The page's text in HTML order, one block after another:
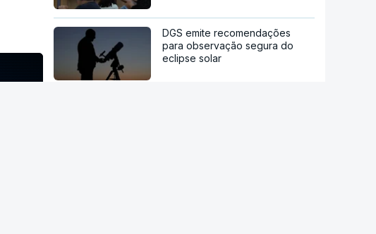
DGS emite recomendações
para observação segura do
eclipse solar